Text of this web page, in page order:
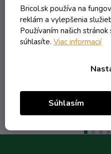
Bricol.sk používa na
reklám a vylepšenia
Používaním našich
súhlasíte. Viac informacií
Súhlasím
0,21 €